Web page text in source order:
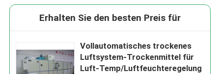
Erhalten Sie den besten Preis für
Vollautomatisches trockenes
Luftsystem-Trockenmittel für
Luft-Temp/Luftfeuchteregelung